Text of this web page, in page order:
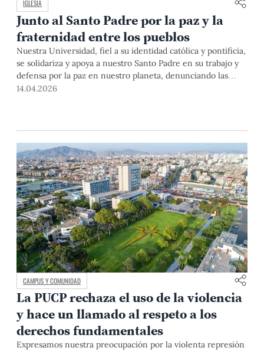
IGLESIA
Junto al Santo Padre por la paz y la
fraternidad entre los pueblos
Nuestra Universidad, fiel a su identidad católica y pontificia,
se solidariza y apoya a nuestro Santo Padre en su trabajo y
defensa por la paz en nuestro planeta, denunciando las
atrocidades de la guerra y llamando a los líderes mundiales
14.04.2026
CAMPUS Y COMUNIDAD
La PUCP rechaza el uso de la violencia
y hace un llamado al respeto a los
derechos fundamentales
Expresamos nuestra preocupación por la violenta represión